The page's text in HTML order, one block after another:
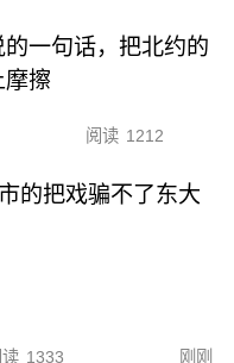
一句话，把北约的
摩擦
阅读 1212
的把戏骗不了东大
1333 刚刚